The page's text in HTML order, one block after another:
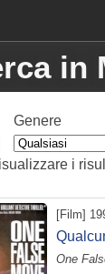
in
Genere
i
[Film]
One